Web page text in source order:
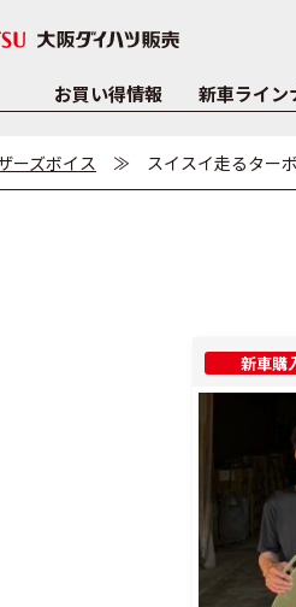
お買い得情報 新車ライン
ーズボイス スイスイ走るター
新車購